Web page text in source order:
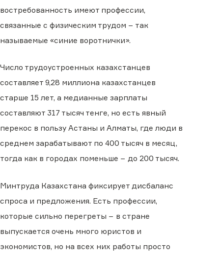
востребованность имеют профессии,
связанные с физическим трудом − так
называемые «синие воротнички».
Число трудоустроенных казахстанцев
составляет 9,28 миллиона казахстанцев
старше 15 лет, а медианные зарплаты
составляют 317 тысяч тенге, но есть явный
перекос в пользу Астаны и Алматы, где люди в
среднем зарабатывают по 400 тысяч в месяц,
тогда как в городах поменьше − до 200 тысяч.
Минтруда Казахстана фиксирует дисбаланс
спроса и предложения. Есть профессии,
которые сильно перегреты − в стране
выпускается очень много юристов и
экономистов, но на всех них работы просто